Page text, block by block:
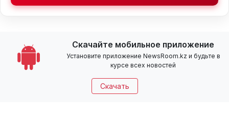
Скачайте мобильное приложение
Установите приложение NewsRoom.kz и будьте в
курсе всех новостей
Скачать